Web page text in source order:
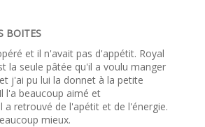
BOITES
et il n'avait pas d'appétit. Royal
la seule pâtée qu'il a voulu manger
j'ai pu lui la donnet à la petite
l'a beaucoup aimé et
a retrouvé de l'apétit et de l'énergie.
mieux.